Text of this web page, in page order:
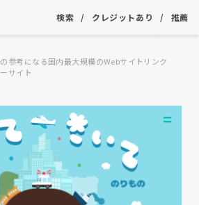
検索 クレジットあり 推薦
参考になる国内最大規模のWebサイトリンク
サイト